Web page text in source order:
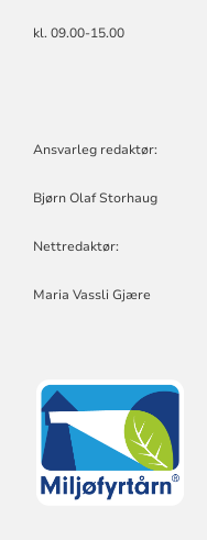
kl. 09.00-15.00
Ansvarleg redaktør:
Bjørn Olaf Storhaug
Nettredaktør:
Maria Vassli Gjære